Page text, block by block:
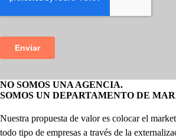
NO SOMOS UNA AGENCIA.
SOMOS UN DEPARTAMENTO DE
Nuestra propuesta de valor es colocar el
todo tipo de empresas a través de la